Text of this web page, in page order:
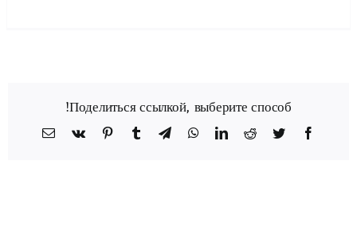
Поделиться ссылкой, выберите способ!
Facebook
Twitter
Reddit
LinkedIn
WhatsApp
Telegram
Tumblr
Pinterest
Vk
כתובת